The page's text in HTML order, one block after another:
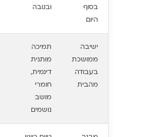
בסוף
היום
ובגובה
ישיבה
ממושכת
בעבודה
מהבית
תמיכה
מותנית
דינמית,
חומרי
מושב
נושמים